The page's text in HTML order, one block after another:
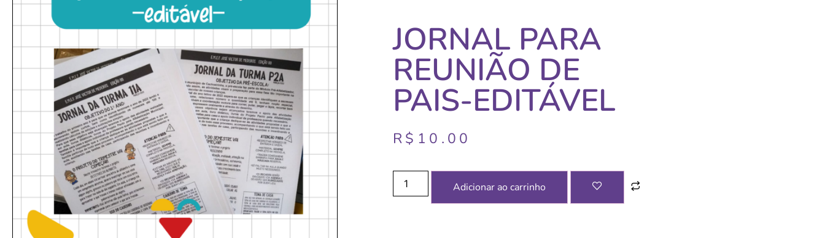
JORNAL PARA
REUNIÃO DE
PAIS-EDITÁVEL
R$ 10.00
Adicionar ao carrinho